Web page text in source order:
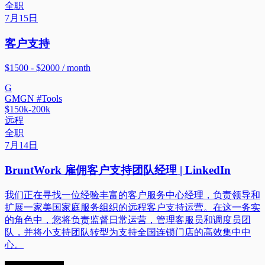
全职
7月15日
客户支持
$1500 - $2000 / month
G
GMGN #Tools
$150k-200k
远程
全职
7月14日
BruntWork 雇佣客户支持团队经理 | LinkedIn
我们正在寻找一位经验丰富的客户服务中心经理，负责领导和
扩展一家美国家庭服务组织的远程客户支持运营。在这一务实
的角色中，您将负责监督日常运营，管理客服员和调度员团
队，并将小支持团队转型为支持全国连锁门店的高效集中中
心。